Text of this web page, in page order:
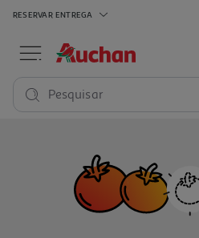
RESERVAR ENTREGA
Pesquisar